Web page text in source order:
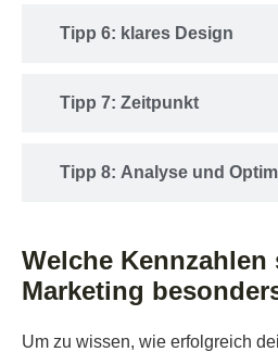
Tipp 6: klares Design
Tipp 7: Zeitpunkt
Tipp 8: Analyse und
Welche Kennzahlen
Marketing
Um zu wissen, wie erfolgreich